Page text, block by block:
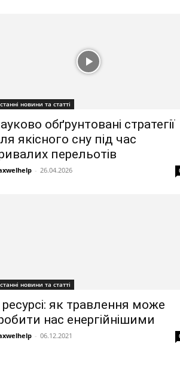
новини та статті
обґрунтовані стратегії
якісного сну під час
перельотів
- 26.04.2026
новини та статті
як травлення може
нас енергійнішими
- 06.12.2021